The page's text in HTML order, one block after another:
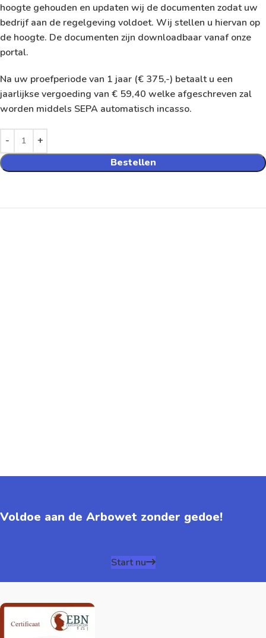
hoogte gehouden en updaten wij de documenten zodat uw
bedrijf aan de regelgeving voldoet. Wij stellen u hiervan op
de hoogte. De documenten zijn downloadbaar vanaf onze
portal.
Na uw proefperiode van 1 jaar (€ 375,-) betaalt u een
jaarlijkse vergoeding van € 59,40 welke afgeschreven zal
worden middels SEPA automatisch incasso.
Bestellen
Voldoe aan de Arbowet zonder gedoe!
Start nu